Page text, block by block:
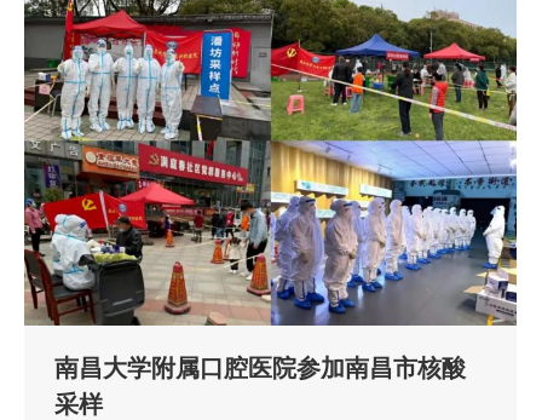
南昌大学附属口腔医院参加南昌市核酸
采样